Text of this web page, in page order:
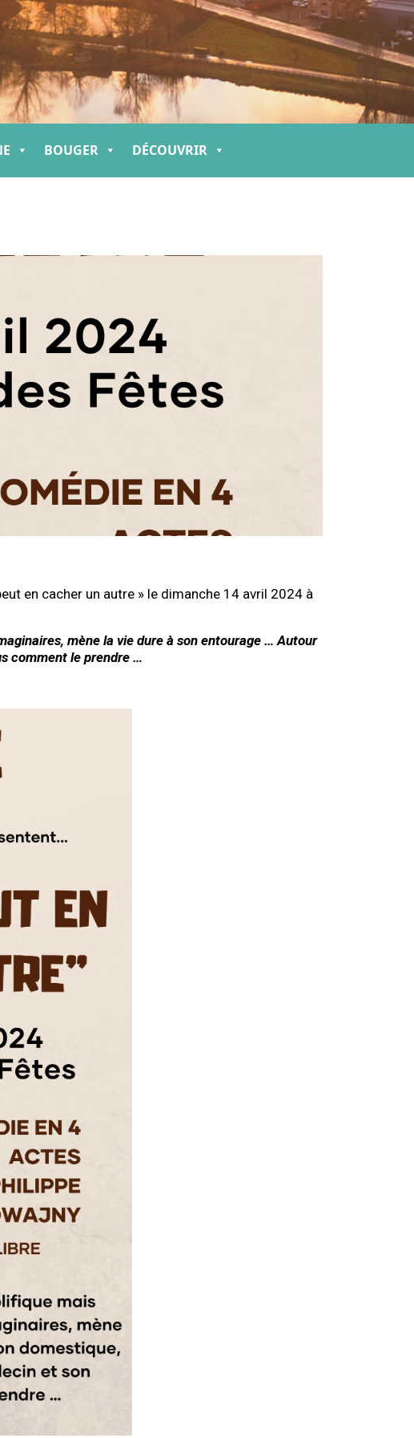
BOUGER DÉCOUVRIR
en cacher un autre » le dimanche 14 avril 2024 à
mène la vie dure à son entourage … Autour
comment le prendre …